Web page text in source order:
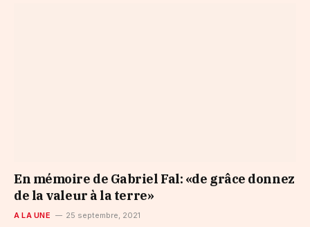
En mémoire de Gabriel Fal: «de grâce donnez
de la valeur à la terre»
A LA UNE 25 septembre, 2021